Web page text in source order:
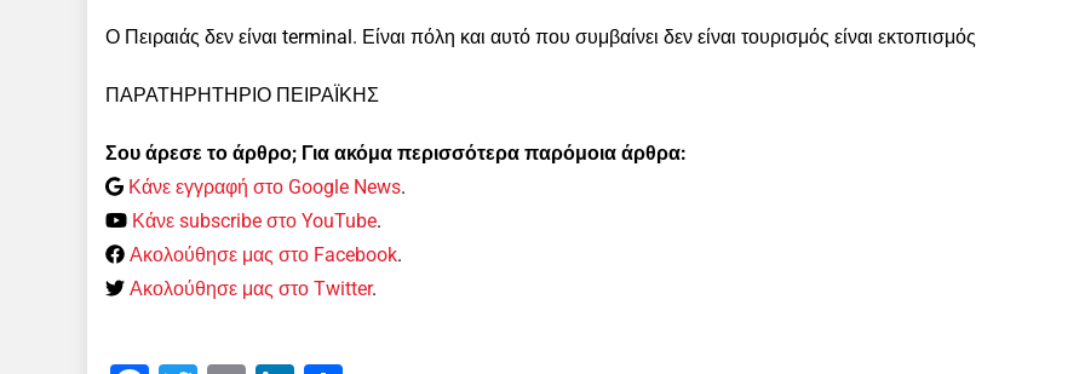
Ο Πειραιάς δεν είναι terminal. Είναι πόλη και αυτό που συμβαίνει δεν είναι τουρισμός είναι εκτοπισμός
ΠΑΡΑΤΗΡΗΤΗΡΙΟ ΠΕΙΡΑΪΚΗΣ
Σου άρεσε το άρθρο; Για ακόμα περισσότερα παρόμοια άρθρα:
Κάνε εγγραφή στο Google News.
Κάνε subscribe στο YouTube.
Ακολούθησε μας στο Facebook.
Ακολούθησε μας στο Twitter.